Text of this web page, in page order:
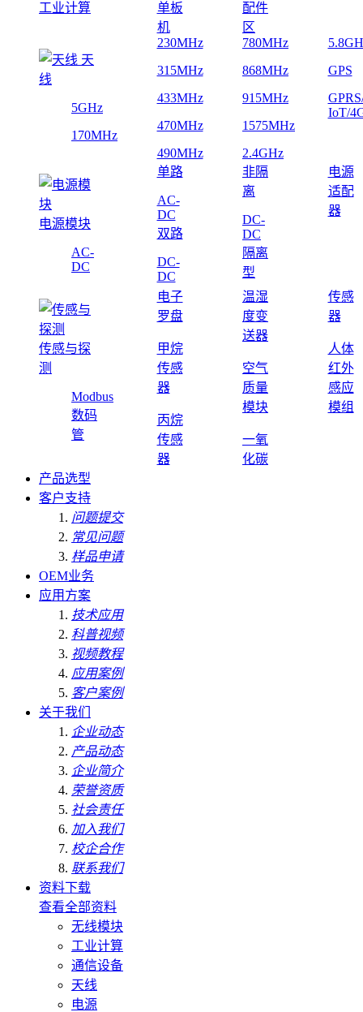
工业计算
单板
机
配件
区
天
线
5GHz
170MHz
230MHz
315MHz
433MHz
470MHz
490MHz
780MHz
868MHz
915MHz
1575MHz
2.4GHz
GPS
IoT/
电源模块
AC-
DC
单路
AC-
DC
双路
DC-
DC
非隔
离
DC-
DC
隔离
型
电源
适配
器
传感与探
测
Modbus
数码
管
电子
罗盘
甲烷
传感
器
丙烷
传感
器
温湿
度变
送器
空气
质量
模块
一氧
化碳
传感
器
人体
红外
感应
模组
产品选型
客户支持
问题提交
常见问题
样品申请
OEM业务
应用方案
技术应用
科普视频
视频教程
应用案例
客户案例
关于我们
企业动态
产品动态
企业简介
荣誉资质
社会责任
加入我们
校企合作
联系我们
资料下载
查看全部资料
无线模块
工业计算
通信设备
天线
电源